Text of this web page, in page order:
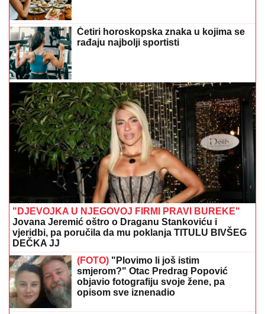
Četiri horoskopska znaka u kojima se
rađaju najbolji sportisti
"DJEVOJKA U NJEGOVOJ FIRMI PRAVI BUREKE"
Jovana Jeremić oštro o Draganu Stankoviću i
vjeridbi, pa poručila da mu poklanja TITULU BIVŠEG
DEČKA JJ
(FOTO) "Plovimo li još istim
smjerom?" Otac Predrag Popović
objavio fotografiju svoje žene, pa
opisom sve iznenadio